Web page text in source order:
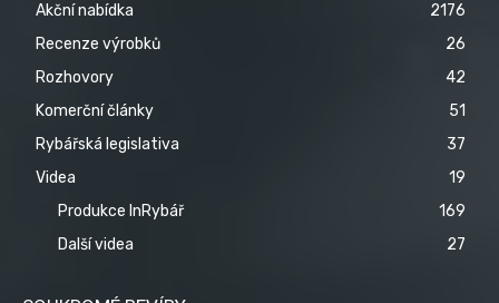
Akční nabídka
2176
Recenze výrobků
26
Rozhovory
42
Komerční články
51
Rybářská legislativa
37
Videa
19
Produkce InRybář
169
Další videa
27